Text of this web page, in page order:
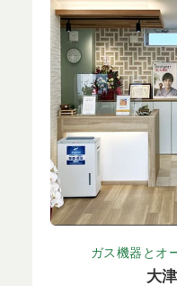
ガス機器とオ
大